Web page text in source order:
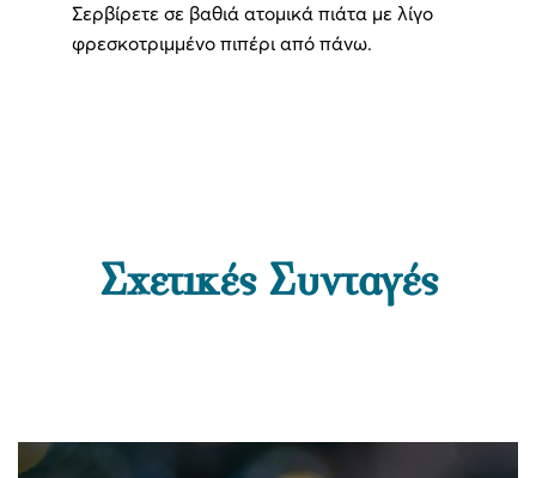
Σερβίρετε σε βαθιά ατομικά πιάτα με λίγο
φρεσκοτριμμένο πιπέρι από πάνω.
Σχετικές Συνταγές